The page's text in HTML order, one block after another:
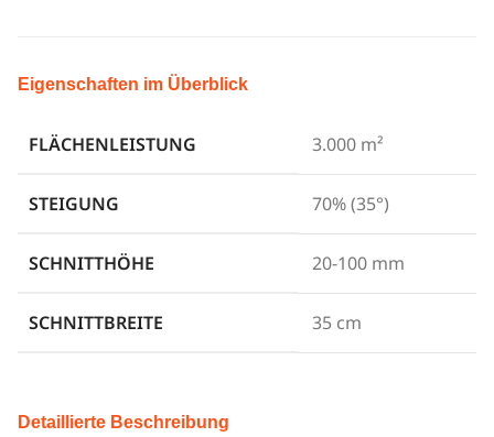
Eigenschaften im Überblick
FLÄCHENLEISTUNG 3.000 m²
STEIGUNG 70% (35°)
SCHNITTHÖHE 20-100 mm
SCHNITTBREITE 35 cm
Detaillierte Beschreibung